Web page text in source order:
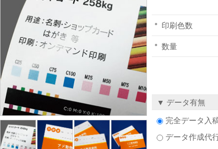
印刷色数
数量
▼ データ有無
完全データ入
データ作成代